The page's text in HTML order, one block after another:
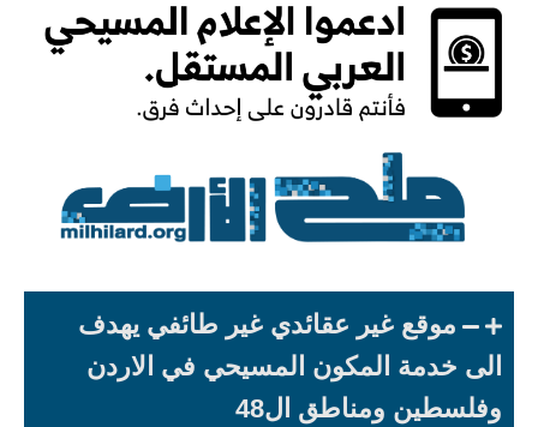
موقع غير عقائدي غير طائفي يهدف
الى خدمة المكون المسيحي في الاردن
وفلسطين ومناطق ال48